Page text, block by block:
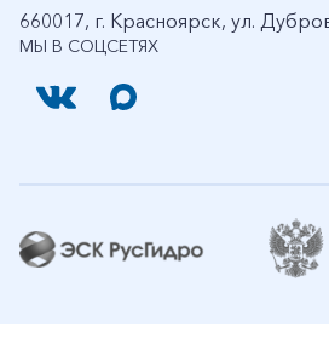
МЫ В СОЦСЕТЯХ
660017, г. Красноярск, ул.